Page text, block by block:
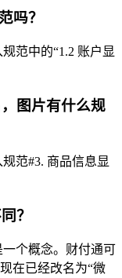
吗？
范中的“1.2 账户显
图片有什么规
范#3. 商品信息显
？
个概念。财付通可
在已经改名为“微